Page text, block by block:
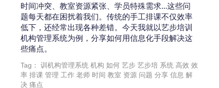
时间冲突、教室资源紧张、学员特殊需求...这些问
题每天都在困扰着我们。传统的手工排课不仅效率
低下，还经常出现各种差错。今天我就以艺步培训
机构管理系统为例，分享如何用信息化手段解决这
些痛点。
Tag：训机构管理系统 机构 如何 艺步 艺步培 系统 高效 效
率 排课 管理 工作 老师 时间 教室 资源 问题 分享 信息 解
决 痛点